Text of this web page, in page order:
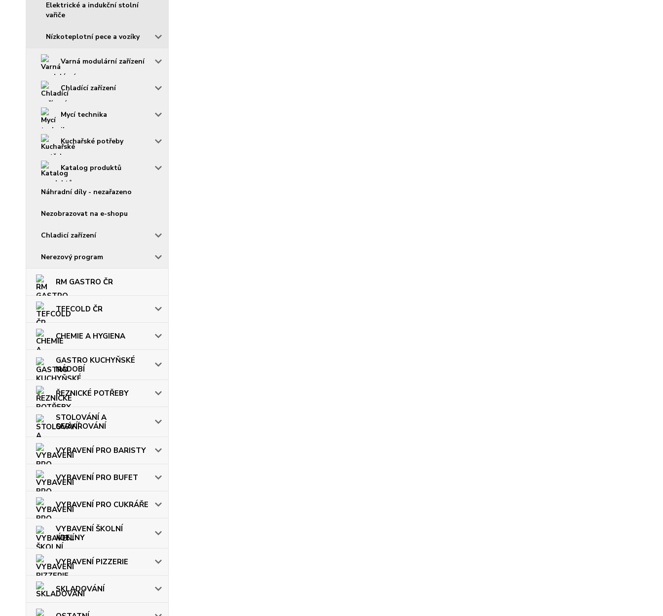
Elektrické a indukční stolní
vařiče
Nízkoteplotní pece a vozíky
Varná modulární zařízení
Chladící zařízení
Mycí technika
Kuchařské potřeby
Katalog produktů
Náhradní díly - nezařazeno
Nezobrazovat na e-shopu
Chladicí zařízení
Nerezový program
RM GASTRO ČR
TEFCOLD ČR
CHEMIE A HYGIENA
GASTRO KUCHYŇSKÉ
NÁDOBÍ
ŘEZNICKÉ POTŘEBY
STOLOVÁNÍ A
SERVÍROVÁNÍ
VYBAVENÍ PRO BARISTY
VYBAVENÍ PRO BUFET
VYBAVENÍ PRO CUKRÁŘE
VYBAVENÍ ŠKOLNÍ
JÍDELNY
VYBAVENÍ PIZZERIE
SKLADOVÁNÍ